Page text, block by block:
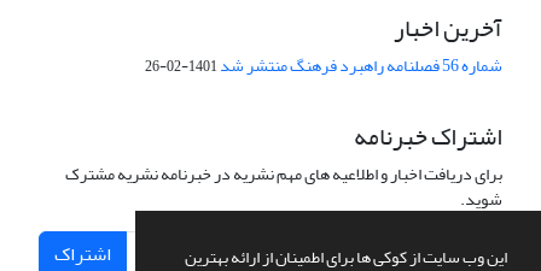
این وب سایت از کوکی ها برای اطمینان از ارائه بهترین
آخرین اخبار
شماره 56 فصلنامه راهبرد فرهنگ منتشر شد 1401-02-26
اشتراک خبرنامه
برای دریافت اخبار و اطلاعیه های مهم نشریه در خبرنامه نشریه مشترک
شوید.
اشتراک